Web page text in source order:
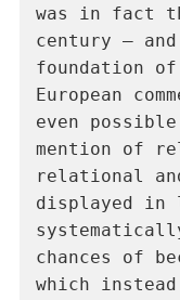
was in fact
century –
foundation
European
even
mention of
relational
displayed
chances of
which instead